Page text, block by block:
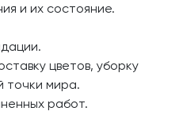
и их состояние.
цветов, уборку
точки мира.
работ.